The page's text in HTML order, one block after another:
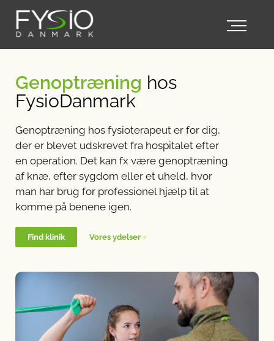
Genoptræning hos
FysioDanmark
Genoptræning hos fysioterapeut er for dig,
der er blevet udskrevet fra hospitalet efter
en operation. Det kan fx være genoptræning
af knæ, efter sygdom eller et uheld, hvor
man har brug for professionel hjælp til at
komme på benene igen.
Find klinik Vores ydelser